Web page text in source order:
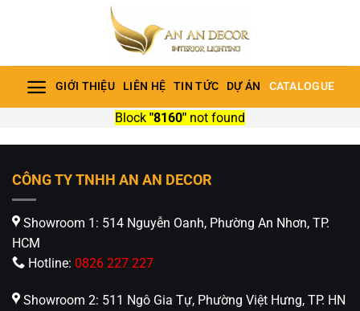
dung
GIỚI THIỆU LIÊN HỆ TIN TỨC DỰ ÁN CATALOGUE
Block "8160" not found
CÔNG TY TNHH AN AN DECOR
Showroom 1: 514 Nguyễn Oanh, Phường An Nhơn, TP.
HCM
Hotline: 0826 227 227
Showroom 2: 511 Ngô Gia Tự, Phường Việt Hưng, TP. HN